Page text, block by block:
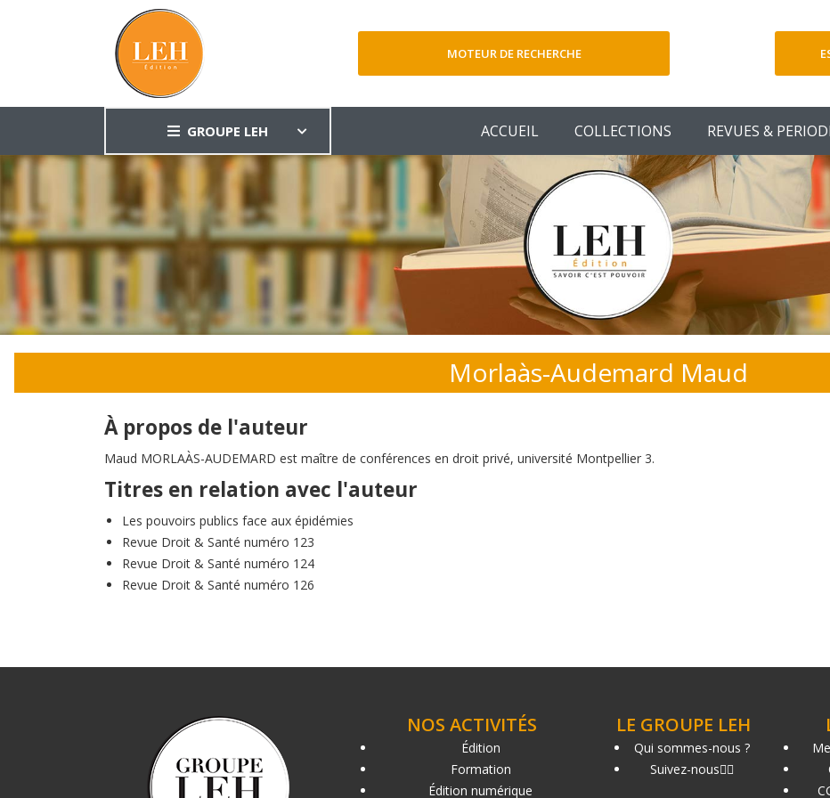
MOTEUR DE RECHERCHE
GROUPE LEH ACCUEIL COLLECTIONS REVUES &
Morlaàs-Audemard Maud
À propos de l'auteur
Maud MORLAÀS-AUDEMARD est maître de conférences en droit privé, université Montpellier 3.
Titres en relation avec l'auteur
Les pouvoirs publics face aux épidémies
Revue Droit & Santé numéro 123
Revue Droit & Santé numéro 124
Revue Droit & Santé numéro 126
NOS ACTIVITÉS
Édition
Formation
Édition numérique
LE GROUPE LEH
Qui sommes-nous ?
Suivez-nous